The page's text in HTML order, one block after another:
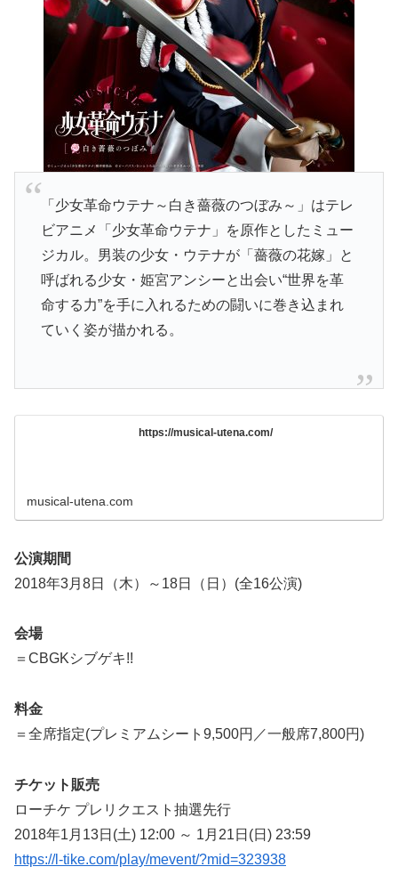
「少女革命ウテナ～白き薔薇のつぼみ～」はテレ
ビアニメ「少女革命ウテナ」を原作としたミュー
ジカル。男装の少女・ウテナが「薔薇の花嫁」と
呼ばれる少女・姫宮アンシーと出会い“世界を革
命する力”を手に入れるための闘いに巻き込まれ
ていく姿が描かれる。
https://musical-utena.com/
musical-utena.com
公演期間
2018年3月8日（木）～18日（日）(全16公演)
会場
＝CBGKシブゲキ!!
料金
＝全席指定(プレミアムシート9,500円／一般席7,800円)
チケット販売
ローチケ プレリクエスト抽選先行
2018年1月13日(土) 12:00 ～ 1月21日(日) 23:59
https://l-tike.com/play/mevent/?mid=323938